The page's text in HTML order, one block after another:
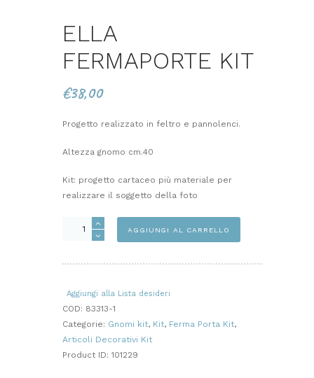
ELLA
FERMAPORTE KIT
€38,00
Progetto realizzato in feltro e pannolenci.
Altezza gnomo cm.40
Kit: progetto cartaceo più materiale per
realizzare il soggetto della foto
ELLA
FERMAPORTE
AGGIUNGI AL CARRELLO
Aggiungi alla Lista desideri
COD: 83313-1
Categorie: Gnomi kit, Kit, Ferma Porta Kit,
Articoli Decorativi Kit
Product ID: 101229